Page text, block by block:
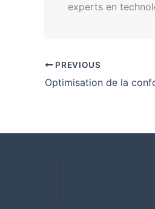
experts en
PREVIOUS
Optimisation de la